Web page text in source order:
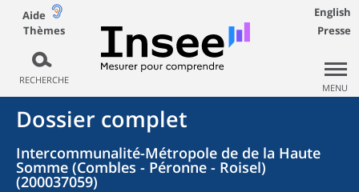
Aide
Thèmes
RECHERCHE
English
Presse
MENU
Dossier complet
Intercommunalité-Métropole de de la Haute
Somme (Combles - Péronne - Roisel)
(200037059)